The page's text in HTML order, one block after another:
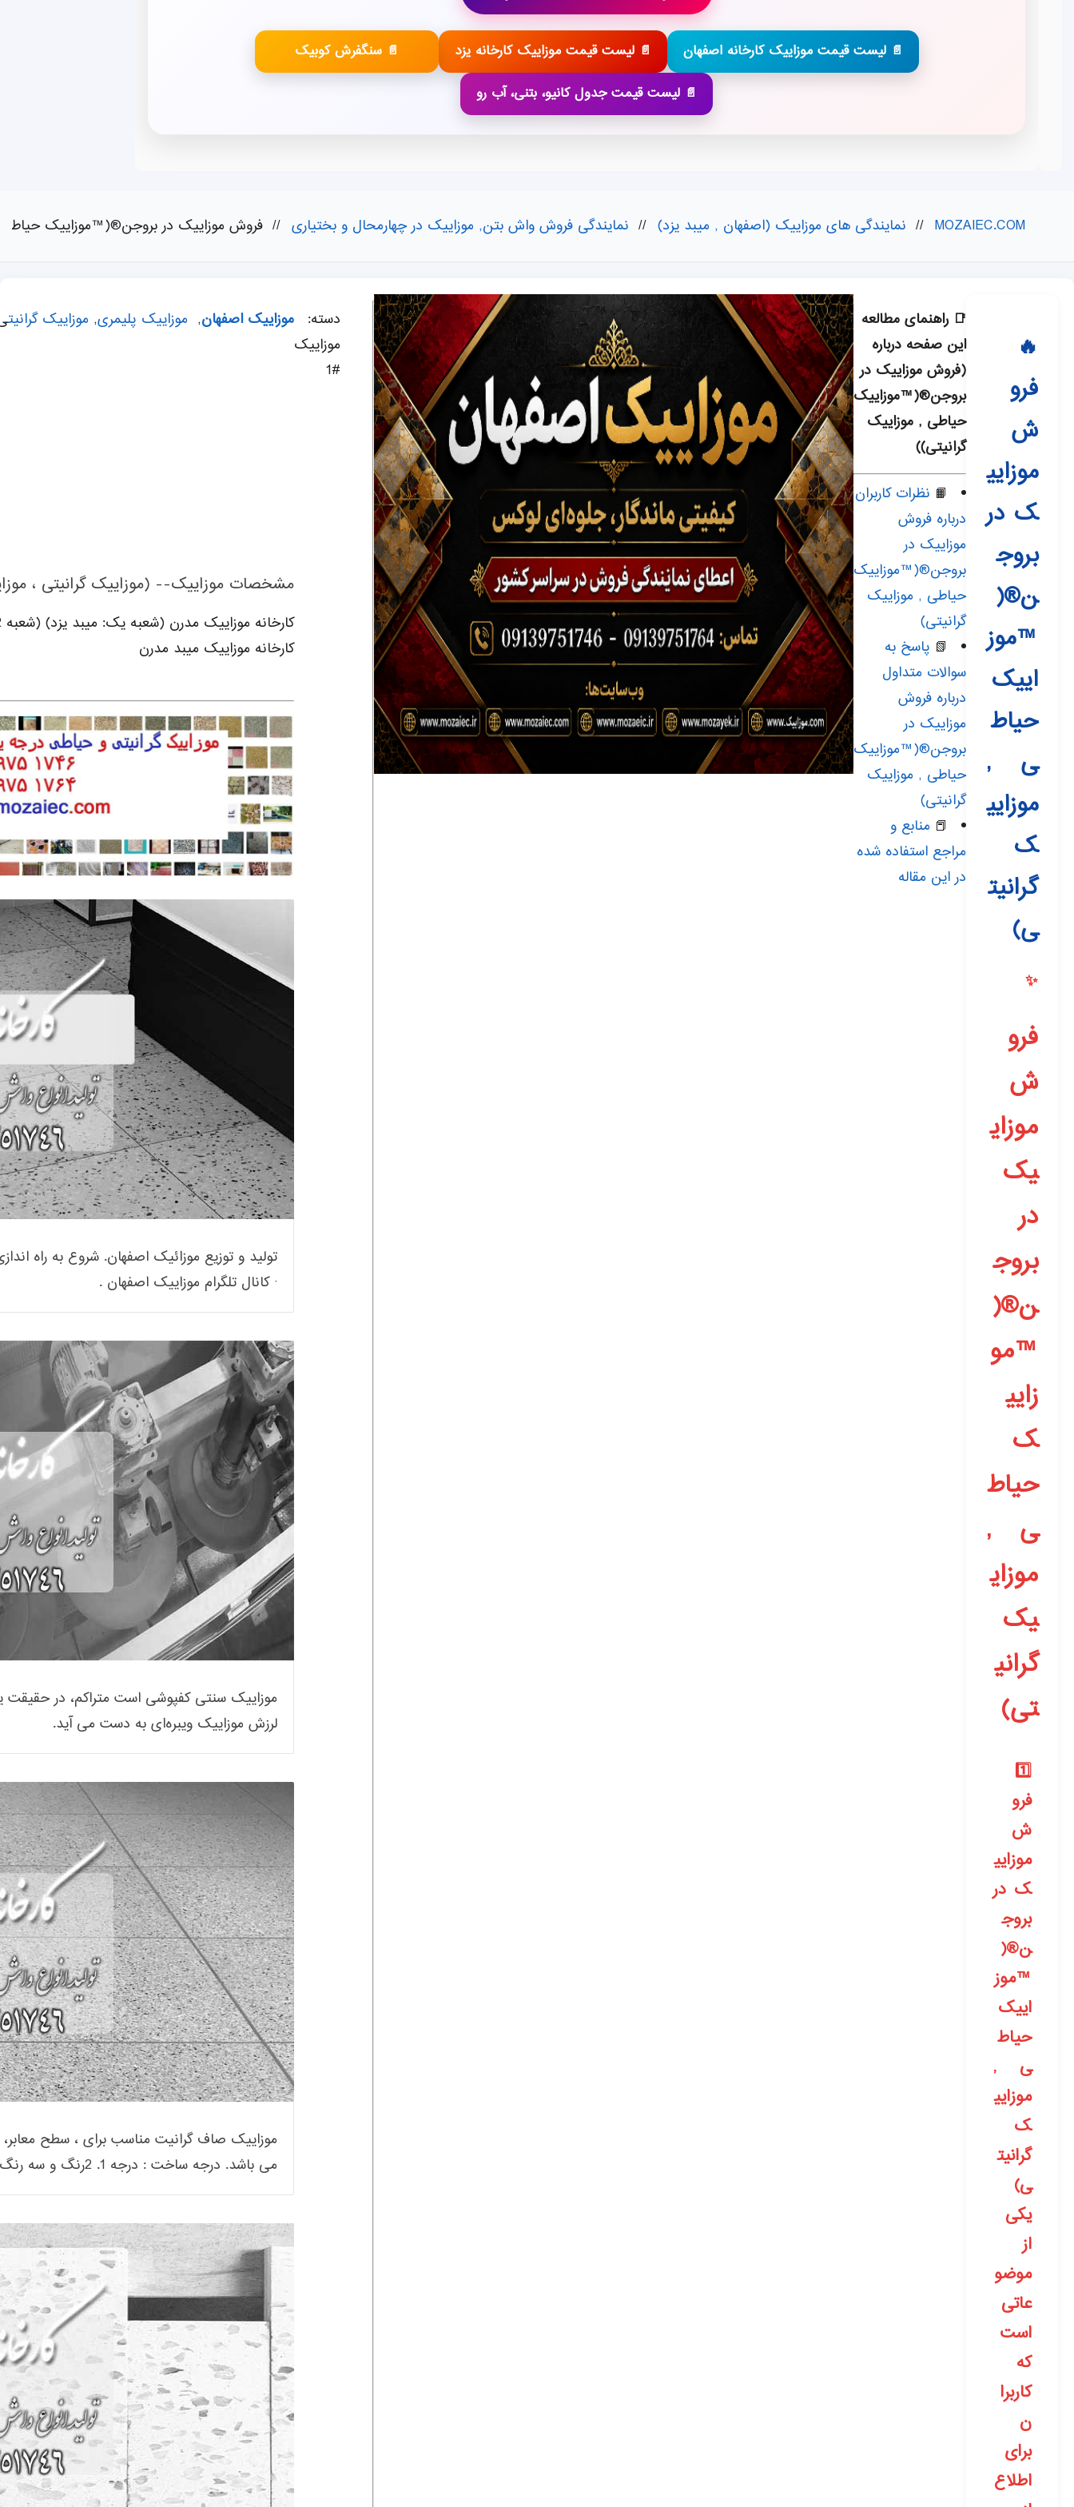
📄 لیست قیمت موزاییک کارخانه اصفهان 📄 لیست قیمت موزاییک کارخانه یزد
📄 سنگفرش کوبیک
📄 لیست قیمت جدول کانیو، بتنی، آب رو
MOZAIEC.COM
// نمایندگی های موزاییک (اصفهان , میبد یزد) // نمایندگی فروش واش بتن, موزاییک در چهارمحال و بختیاری // فروش موزاییک در بروجن®(™موزاییک حیاطی
فرو
ش
موزایی
ک در
بروج
ن®(
™موز
اییک
حیاط
ی ,
موزایی
ک
گرانیت
ی)
فرو
ش
موزای
یک
در
بروج
ن®(
™مو
زایی
ک
حیاط
ی ,
موزای
یک
گرانی
تی)
1️⃣
فرو
ش
موزایی
ک در
بروج
ن®(
™موز
اییک
حیاط
ی ,
موزایی
ک
گرانیت
ی)
یکی
از
موضو
عاتی
است
که
کاربرا
ن
برای
اطلاع
📑 راهنمای مطالعه
این صفحه درباره
(فروش موزاییک در
بروجن®(™موزاییک
حیاطی , موزاییک
گرانیتی))
📙 نظرات کاربران
درباره فروش
موزاییک در
بروجن®(™موزاییک
حیاطی , موزاییک
گرانیتی)
📗 پاسخ به
سوالات متداول
درباره فروش
موزاییک در
بروجن®(™موزاییک
حیاطی , موزاییک
گرانیتی)
📕 منابع و
مراجع استفاده شده
در این مقاله
دسته:
موزاییک
#1
موزاییک اصفهان, موزاییک پلیمری, موزاییک گرانیت
مشخصات موزاییک-- (موزاییک گرانیتی ،
کارخانه موزاییک مدرن (شعبه یک: میبد یزد) (شعبه 2: خمینی شهر و نجف آباد اصفهان)
کارخانه موزاییک میبد مدرن
تولید و توزیع موزائیک اصفهان. شروع به راه
· کانال تلگرام موزاییک اصفهان .
موزاییک سنتی کفپوشی است متراکم، در حقیقت
لرزش موزاییک ویبره‌ای به دست می آید.
موزاییک صاف گرانیت مناسب برای ، سطح
می باشد. درجه ساخت : درجه 1. 2رنگ و سه رنگ.